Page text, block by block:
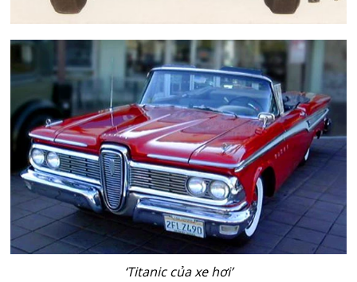
‘Titanic của xe hơi’